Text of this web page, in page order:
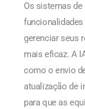
Os sistemas
gerenciar seus
mais eficaz. A
como o envio
atualização de
para que as